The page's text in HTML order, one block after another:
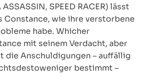
SPEED RACER) lässt
Constance, wie ihre verstorbene
habe. Whicher
mit seinem Verdacht, aber
die Anschuldigungen – auffällig
bestimmt –